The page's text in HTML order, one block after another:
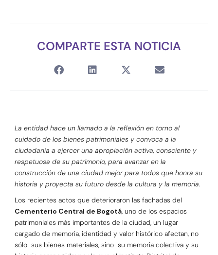
COMPARTE ESTA NOTICIA
La entidad hace un llamado a la reflexión en torno al
cuidado de los bienes patrimoniales y convoca a la
ciudadanía a ejercer una apropiación activa, consciente y
respetuosa de su patrimonio, para avanzar en la
construcción de una ciudad mejor para todos que honra su
historia y proyecta su futuro desde la cultura y la memoria.
Los recientes actos que deterioraron las fachadas del
Cementerio Central de Bogotá, uno de los espacios
patrimoniales más importantes de la ciudad, un lugar
cargado de memoria, identidad y valor histórico afectan, no
sólo sus bienes materiales, sino su memoria colectiva y su